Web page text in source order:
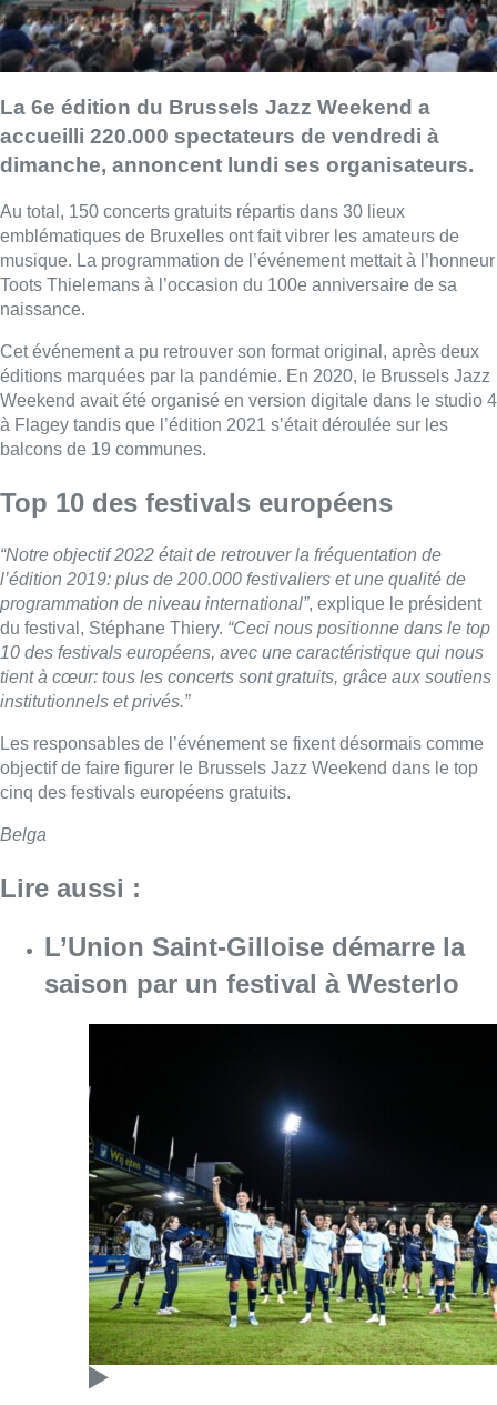
La 6e édition du Brussels Jazz Weekend a
accueilli 220.000 spectateurs de vendredi à
dimanche, annoncent lundi ses organisateurs.
Au total, 150 concerts gratuits répartis dans 30 lieux
emblématiques de Bruxelles ont fait vibrer les amateurs de
musique. La programmation de l’événement mettait à l’honneur
Toots Thielemans à l’occasion du 100e anniversaire de sa
naissance.
Cet événement a pu retrouver son format original, après deux
éditions marquées par la pandémie. En 2020, le Brussels Jazz
Weekend avait été organisé en version digitale dans le studio 4
à Flagey tandis que l’édition 2021 s’était déroulée sur les
balcons de 19 communes.
Top 10 des festivals européens
“Notre objectif 2022 était de retrouver la fréquentation de
l’édition 2019: plus de 200.000 festivaliers et une qualité de
programmation de niveau international”, explique le président
du festival, Stéphane Thiery. “Ceci nous positionne dans le top
10 des festivals européens, avec une caractéristique qui nous
tient à cœur: tous les concerts sont gratuits, grâce aux soutiens
institutionnels et privés.”
Les responsables de l’événement se fixent désormais comme
objectif de faire figurer le Brussels Jazz Weekend dans le top
cinq des festivals européens gratuits.
Belga
Lire aussi :
L’Union Saint-Gilloise démarre la
saison par un festival à Westerlo